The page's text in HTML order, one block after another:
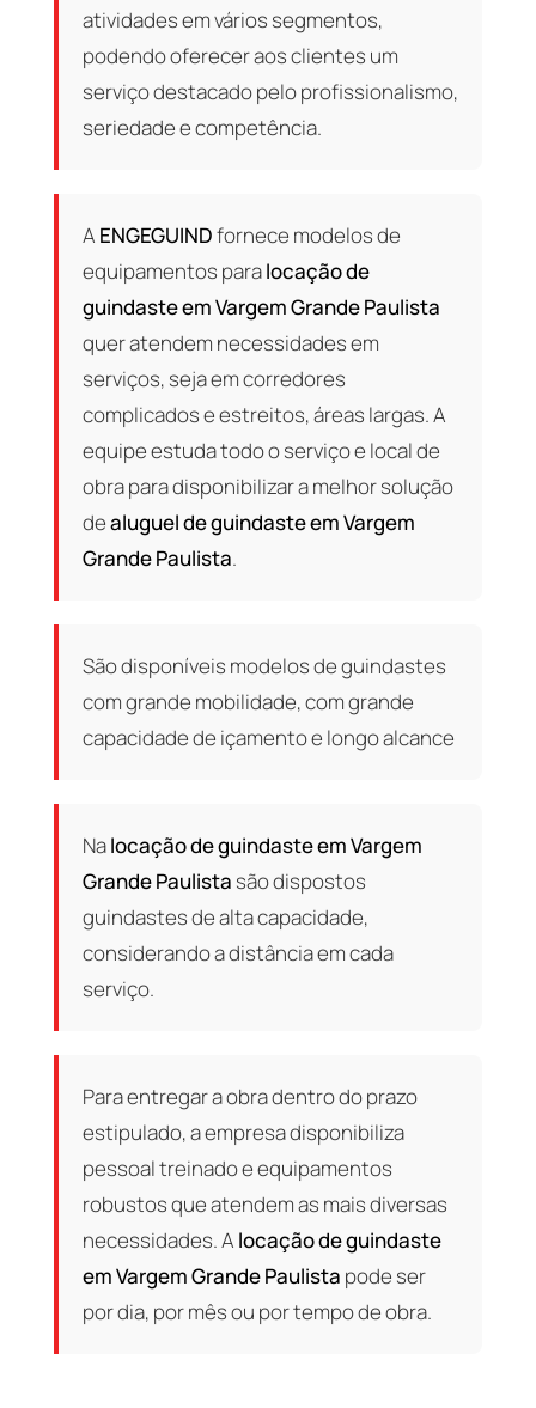
atividades em vários segmentos,
podendo oferecer aos clientes um
serviço destacado pelo profissionalismo,
seriedade e competência.
A ENGEGUINDfornece modelos de
equipamentos paralocação de
guindaste em Vargem Grande Paulista
quer atendem necessidades em
serviços, seja em corredores
complicados e estreitos, áreas largas. A
equipe estuda todo o serviço e local de
obra para disponibilizar a melhor solução
dealuguel de guindaste em Vargem
Grande Paulista.
São disponíveis modelos de guindastes
com grande mobilidade, com grande
capacidade de içamento e longo alcance
Nalocação de guindaste em Vargem
Grande Paulista são dispostos
guindastes de alta capacidade,
considerando a distância em cada
serviço.
Para entregar a obra dentro do prazo
estipulado, a empresa disponibiliza
pessoal treinado e equipamentos
robustos que atendem as mais diversas
necessidades. A locação de guindaste
em Vargem Grande Paulista pode ser
por dia, por mês ou por tempo de obra.